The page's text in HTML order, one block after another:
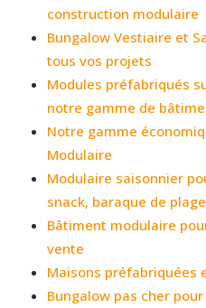
construction modulaire
Bungalow Vestiaire et
tous vos projets
Modules préfabriqués
notre gamme de
Notre gamme
Modulaire
Modulaire saisonnier
snack, baraque de plage
Bâtiment modulaire
vente
Maisons préfabriquées
Bungalow pas cher